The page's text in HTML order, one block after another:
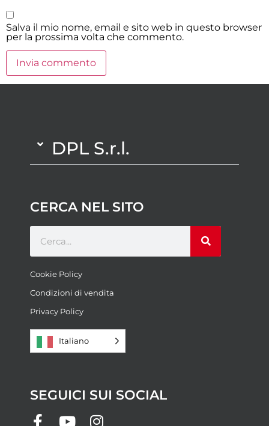
Salva il mio nome, email e sito web in questo browser
per la prossima volta che commento.
DPL S.r.l.
CERCA NEL SITO
Cookie Policy
Condizioni di vendita
Privacy Policy
Italiano
SEGUICI SUI SOCIAL